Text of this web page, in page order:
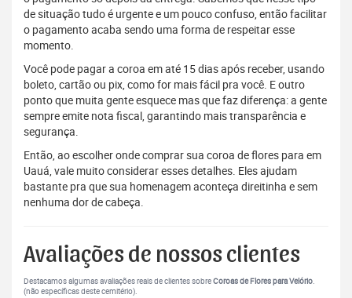
de situação tudo é urgente e um pouco confuso, então facilitar
o pagamento acaba sendo uma forma de respeitar esse
momento.
Você pode pagar a coroa em até 15 dias após receber, usando
boleto, cartão ou pix, como for mais fácil pra você. E outro
ponto que muita gente esquece mas que faz diferença: a gente
sempre emite nota fiscal, garantindo mais transparência e
segurança.
Então, ao escolher onde comprar sua coroa de flores para em
Uauá, vale muito considerar esses detalhes. Eles ajudam
bastante pra que sua homenagem aconteça direitinha e sem
nenhuma dor de cabeça.
Avaliações de nossos clientes
Destacamos algumas avaliações reais de clientes sobreCoroas de Flores para Velório.
(não específicas deste cemitério).